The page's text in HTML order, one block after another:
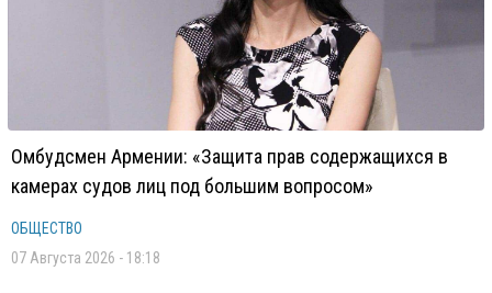
Омбудсмен Армении: «Защита прав содержащихся в
камерах судов лиц под большим вопросом»
ОБЩЕСТВО
07 Августа 2026 - 18:18